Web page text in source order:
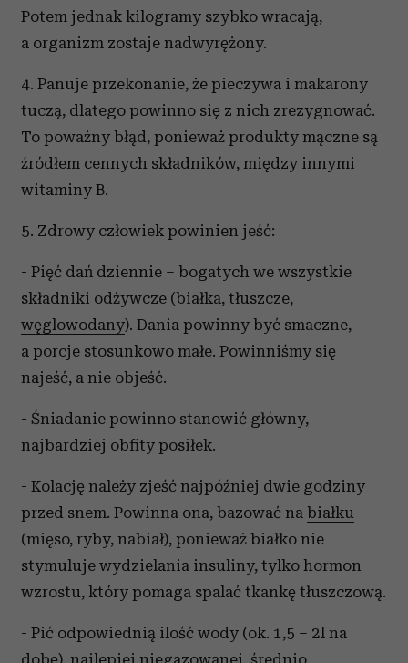
Potem jednak kilogramy szybko wracają,
a organizm zostaje nadwyrężony.
4. Panuje przekonanie, że pieczywa i makarony
tuczą, dlatego powinno się z nich zrezygnować.
To poważny błąd, ponieważ produkty mączne są
źródłem cennych składników, między innymi
witaminy B.
5. Zdrowy człowiek powinien jeść:
- Pięć dań dziennie – bogatych we wszystkie
składniki odżywcze (białka, tłuszcze,
węglowodany). Dania powinny być smaczne,
a porcje stosunkowo małe. Powinniśmy się
najeść, a nie objeść.
- Śniadanie powinno stanowić główny,
najbardziej obfity posiłek.
- Kolację należy zjeść najpóźniej dwie godziny
przed snem. Powinna ona, bazować na białku
(mięso, ryby, nabiał), ponieważ białko nie
stymuluje wydzielania insuliny, tylko hormon
wzrostu, który pomaga spalać tkankę tłuszczową.
- Pić odpowiednią ilość wody (ok. 1,5 – 2l na
dobę), najlepiej niegazowanej, średnio